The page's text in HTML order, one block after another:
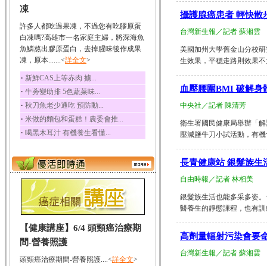
凍
許多人都吃過果凍，不過您有吃膠原蛋
白凍嗎?高雄市一名家庭主婦，將深海魚
魚鱗熬出膠原蛋白，去掉腥味後作成果
凍，原本.......<詳全文>
‧ 新鮮CAS上等赤肉 擄...
‧ 牛蒡變助排 5色蔬菜味...
‧ 秋刀魚老少通吃 預防動...
‧ 米做的麵包和蛋糕！農委會推...
‧ 喝黑木耳汁 有機養生看懂...
【健康講座】6/4 頭頸癌治療期
間-營養照護
頭頸癌治療期間-營養照護....<詳全文>
攝護腺癌患者 輕快散
台灣新生報／記者 蘇湘雲
美國加州大學舊金山分校
生效果，平穩走路則效果不
血壓腰圍BMI 破解身
中央社／記者 陳清芳
衛生署國民健康局舉辦「
壓減鹽牛刀小試活動，有
長青健康站 銀髮族生
自由時報／記者 林相美
銀髮族生活也能多采多姿
醫養生的靜態課程，也有
高劑量輻射污染會要
台灣新生報／記者 蘇湘雲